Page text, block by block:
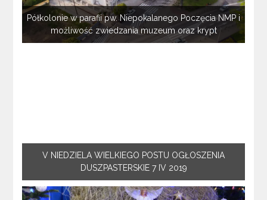
Półkolonie w parafii pw. Niepokalanego Poczęcia NMP i
możliwość zwiedzania muzeum oraz krypt
V NIEDZIELA WIELKIEGO POSTU OGŁOSZENIA
DUSZPASTERSKIE 7 IV 2019